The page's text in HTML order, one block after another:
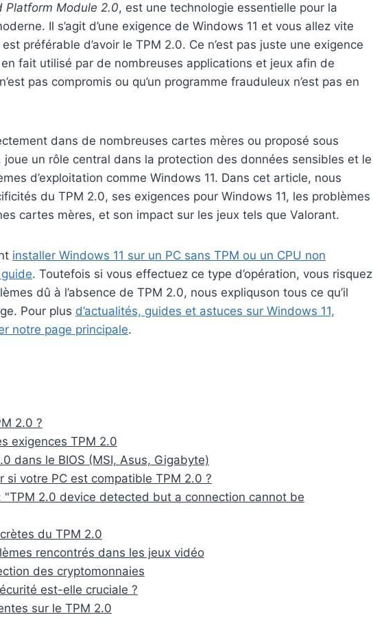
Platform Module 2.0, est une technologie essentielle pour la
Il s’agit d’une exigence de Windows 11 et vous allez vite
préférable d’avoir le TPM 2.0. Ce n’est pas juste une exigence
fait utilisé par de nombreuses applications et jeux afin de
pas compromis ou qu’un programme frauduleux n’est pas en
dans de nombreuses cartes mères ou proposé sous
un rôle central dans la protection des données sensibles et le
d’exploitation comme Windows 11. Dans cet article, nous
du TPM 2.0, ses exigences pour Windows 11, les problèmes
cartes mères, et son impact sur les jeux tels que Valorant.
installer Windows 11 sur un PC sans TPM ou un CPU non
. Toutefois si vous effectuez ce type d’opération, vous risquez
dû à l’absence de TPM 2.0, nous expliquson tous ce qu’il
Pour plus d’actualités, guides et astuces sur Windows 11,
notre page principale.
2.0 ?
exigences TPM 2.0
dans le BIOS (MSI, Asus, Gigabyte)
si votre PC est compatible TPM 2.0 ?
"TPM 2.0 device detected but a connection cannot be
du TPM 2.0
rencontrés dans les jeux vidéo
des cryptomonnaies
est-elle cruciale ?
sur le TPM 2.0